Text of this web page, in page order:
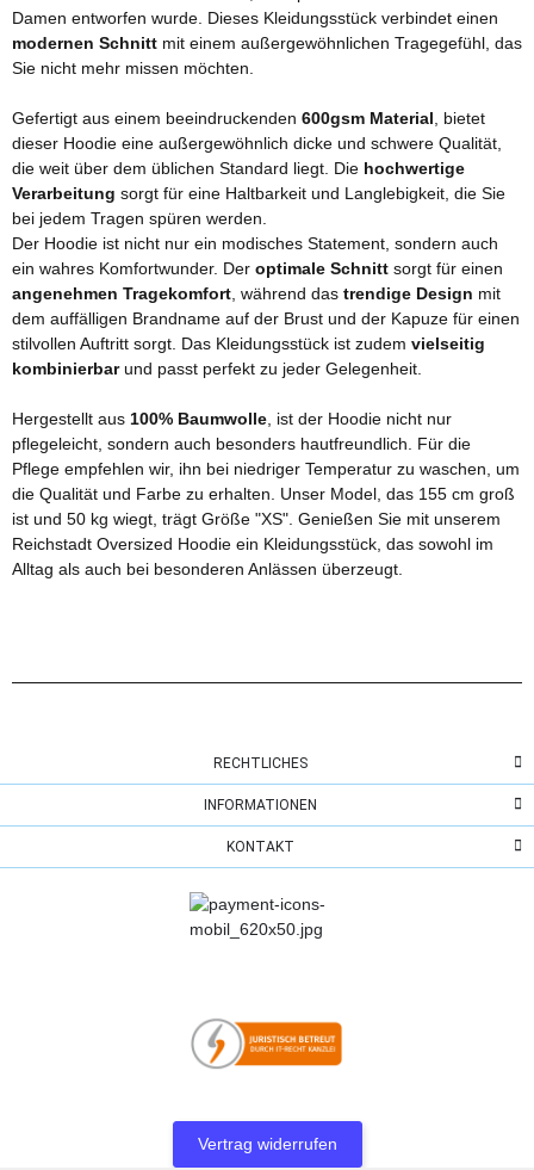
Damen entworfen wurde. Dieses Kleidungsstück verbindet einen
modernen Schnitt mit einem außergewöhnlichen Tragegefühl, das
Sie nicht mehr missen möchten.
Gefertigt aus einem beeindruckenden 600gsm Material , bietet
dieser Hoodie eine außergewöhnlich dicke und schwere Qualität,
die weit über dem üblichen Standard liegt. Die hochwertige
Verarbeitung sorgt für eine Haltbarkeit und Langlebigkeit, die Sie
bei jedem Tragen spüren werden.
Der Hoodie ist nicht nur ein modisches Statement, sondern auch
ein wahres Komfortwunder. Der optimale Schnitt sorgt für einen
angenehmen Tragekomfort , während das trendige Design mit
dem auffälligen Brandname auf der Brust und der Kapuze für einen
stilvollen Auftritt sorgt. Das Kleidungsstück ist zudem vielseitig
kombinierbarund passt perfekt zu jeder Gelegenheit.
Hergestellt aus 100% Baumwolle , ist der Hoodie nicht nur
pflegeleicht, sondern auch besonders hautfreundlich. Für die
Pflege empfehlen wir, ihn bei niedriger Temperatur zu waschen, um
die Qualität und Farbe zu erhalten. Unser Model, das 155 cm groß
ist und 50 kg wiegt, trägt Größe "XS". Genießen Sie mit unserem
Reichstadt Oversized Hoodie ein Kleidungsstück, das sowohl im
Alltag als auch bei besonderen Anlässen überzeugt.
RECHTLICHES
INFORMATIONEN
KONTAKT
Vertrag widerrufen